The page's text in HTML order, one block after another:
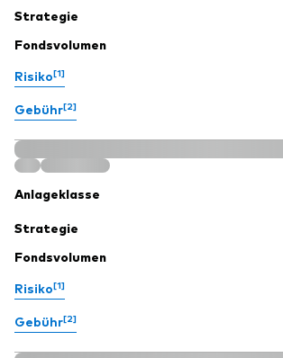
Strategie
Fondsvolumen
Risiko[1]
Gebühr[2]
Anlageklasse
Strategie
Fondsvolumen
Risiko[1]
Gebühr[2]